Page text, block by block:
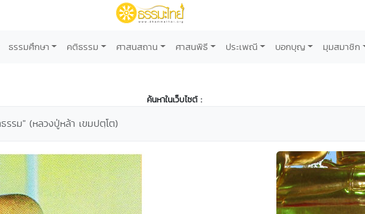
ธรรมศึกษา คติธรรม ศาสนสถาน ศาสนพิธี ประเพณี บอกบุญ มุมสมาชิก
ค้นหาในเว็บไซต์ :
ธรรม" (หลวงปู่หล้า เขมปตฺโต)